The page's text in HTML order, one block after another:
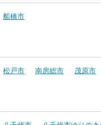
船橋市
松戸市 南房総市 茂原市